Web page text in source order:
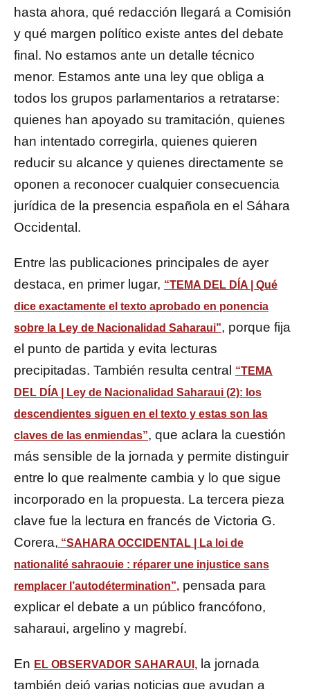
hasta ahora, qué redacción llegará a Comisión
y qué margen político existe antes del debate
final. No estamos ante un detalle técnico
menor. Estamos ante una ley que obliga a
todos los grupos parlamentarios a retratarse:
quienes han apoyado su tramitación, quienes
han intentado corregirla, quienes quieren
reducir su alcance y quienes directamente se
oponen a reconocer cualquier consecuencia
jurídica de la presencia española en el Sáhara
Occidental.
Entre las publicaciones principales de ayer
destaca, en primer lugar, “TEMA DEL DÍA | Qué
dice exactamente el texto aprobado en ponencia
sobre la Ley de Nacionalidad Saharaui”, porque fija
el punto de partida y evita lecturas
precipitadas. También resulta central “TEMA
DEL DÍA | Ley de Nacionalidad Saharaui (2): los
descendientes siguen en el texto y estas son las
claves de las enmiendas”, que aclara la cuestión
más sensible de la jornada y permite distinguir
entre lo que realmente cambia y lo que sigue
incorporado en la propuesta. La tercera pieza
clave fue la lectura en francés de Victoria G.
Corera, “SAHARA OCCIDENTAL | La loi de
nationalité sahraouie : réparer une injustice sans
remplacer l’autodétermination”, pensada para
explicar el debate a un público francófono,
saharaui, argelino y magrebí.
En EL OBSERVADOR SAHARAUI, la jornada
también dejó varias noticias que ayudan a